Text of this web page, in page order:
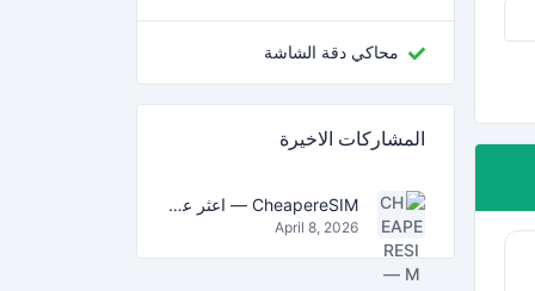
محاكي دقة الشاشة
المشاركات الاخيرة
CheapereSIM — اعثر على أرخص خطط بيانات eSIM للسفر في 2026
April 8, 2026